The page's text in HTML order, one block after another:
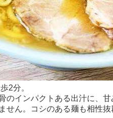
2分。
のインパクトある出汁に、
せん。コシのある麺も相性